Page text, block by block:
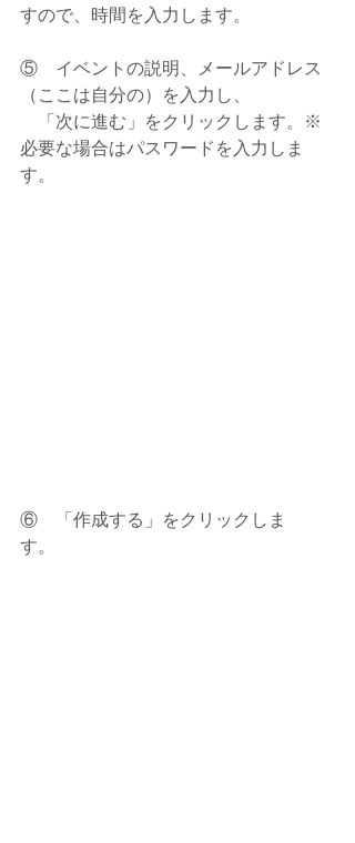
すので、時間を入力します。
⑤    イベントの説明、メールアドレス
（ここは自分の）を入力し、
「次に進む」をクリックします。※
必要な場合はパスワードを入力しま
す。
⑥    「作成する」をクリックしま
す。